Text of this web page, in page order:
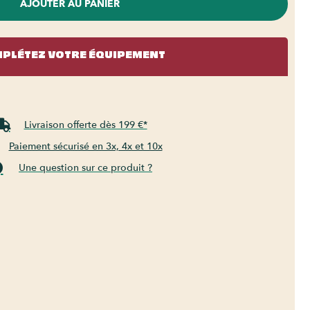
AJOUTER AU PANIER
VOTRE ÉQUIPEMENT
Livraison offerte dès 199 €*
Paiement sécurisé en 3x, 4x et 10x
Une question sur ce produit ?